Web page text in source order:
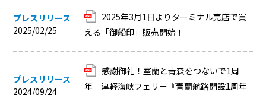
プレスリリース
2025/02/25
2025年3月1日よりターミナル売店で買
える「御船印」販売開始！
プレスリリース
2024/09/24
感謝御礼！室蘭と青森をつないで1周
年 津軽海峡フェリー『青蘭航路開設1周年